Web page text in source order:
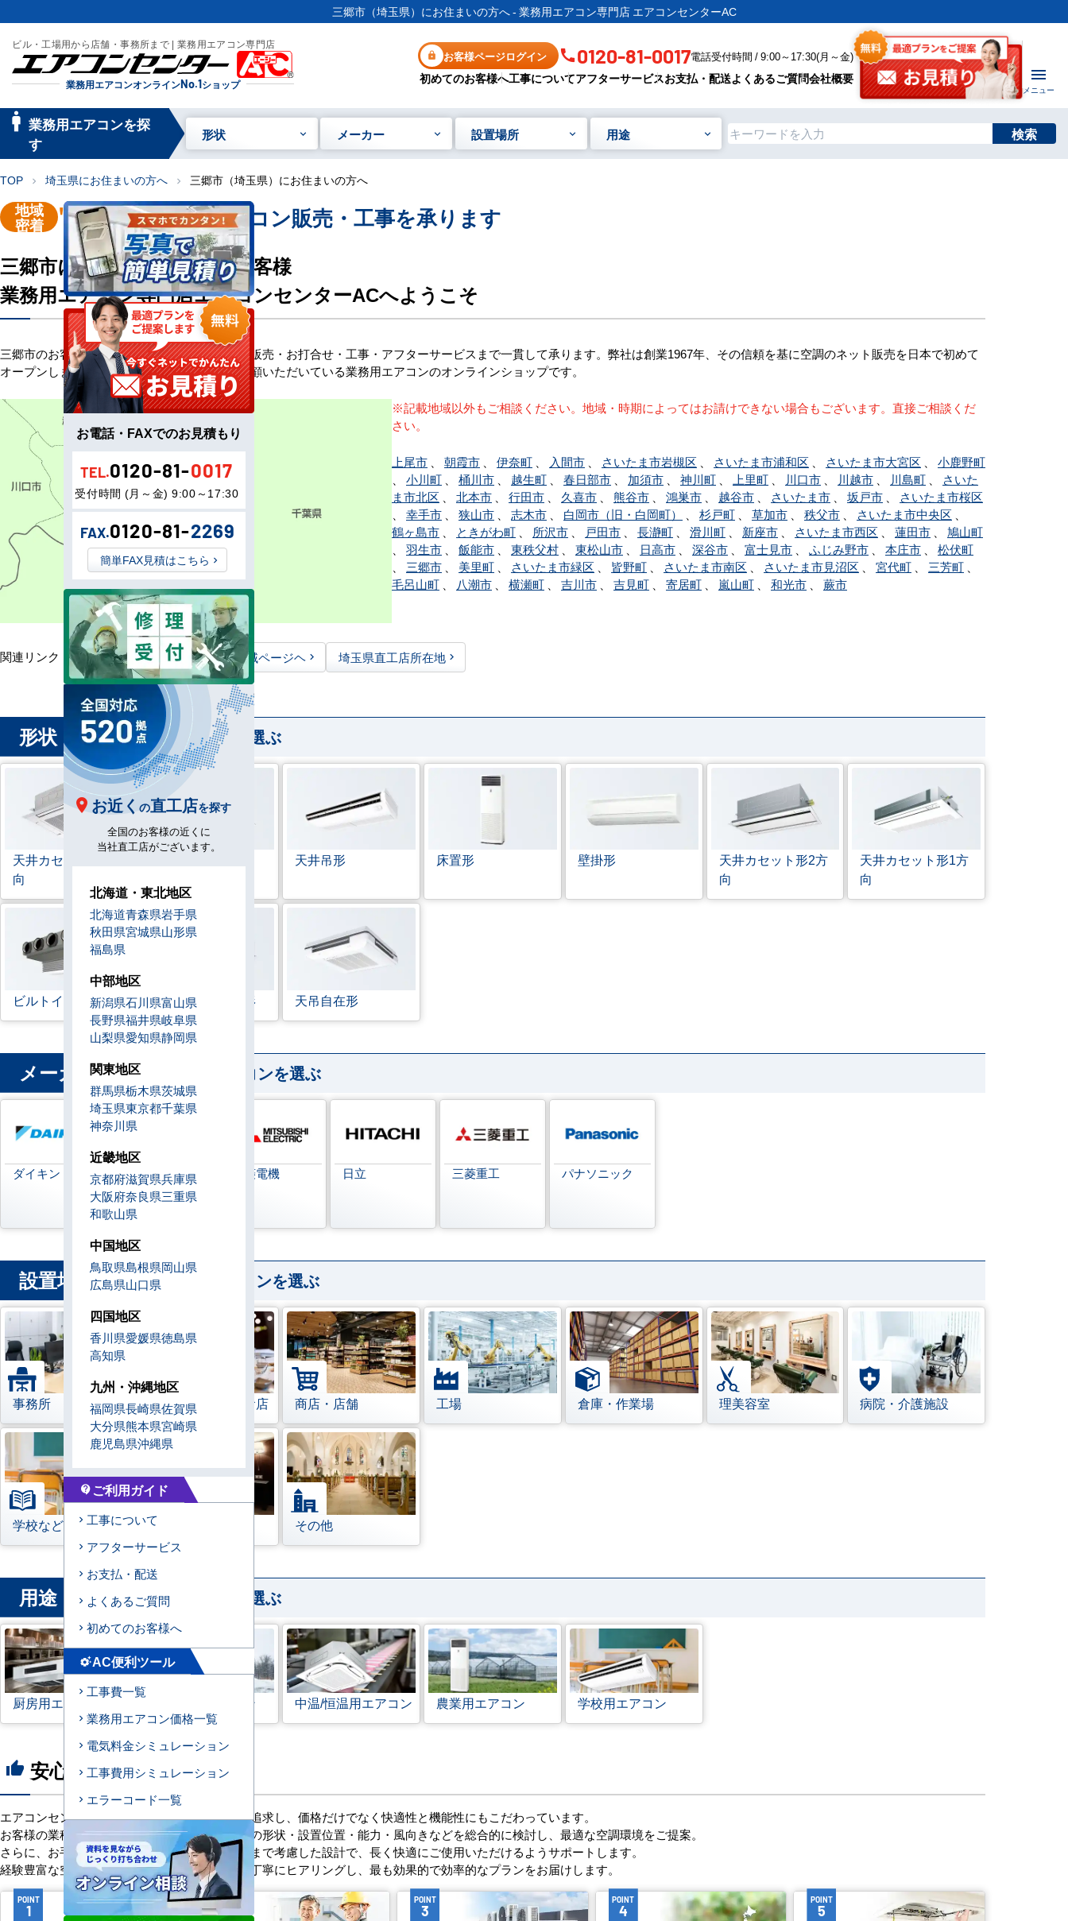
三郷市（埼玉県）にお住まいの方へ - 業務用エアコン専門店 エアコンセンターAC
ビル・工場用から店舗・事務所まで | 業務用エアコン専門店
業務用エアコンオンラインNo.1ショップ
お客様ページログイン 0120-81-0017電話受付時間 / 9:00～17:30(月～金)
初めてのお客様へ工事についてアフターサービスお支払・配送よくあるご質問会社概要
メニュー
manage_searc
業務用エアコンを探
す
形状 メーカー 設置場所 用途 検索
TOP chevron_right 埼玉県にお住まいの方へ chevron_right 三郷市（埼玉県）にお住まいの方へ
地域
密着 "三郷市"業務用エアコン販売・工事を承ります
三郷市にお住い・お勤めのお客様
業務用エアコン専門店エアコンセンターACへようこそ
三郷市のお客様へ業務用エアコン・空調機器の販売・お打合せ・工事・アフターサービスまで一貫して承ります。弊社は創業1967年、その信頼を基に空調のネット販売を日本で初めて
オープンしました。以来、皆様にご信頼・ご愛顧いただいている業務用エアコンのオンラインショップです。
※記載地域以外もご相談ください。地域・時期によってはお請けできない場合もございます。直接ご相談くだ
さい。
上尾市 朝霞市 伊奈町 入間市 さいたま市岩槻区 さいたま市浦和区 さいたま市大宮区
小鹿野町
小川町 桶川市 越生町 春日部市 加須市 神川町 上里町 川口市 川越市 川島町
さいた
ま市北区
北本市 行田市 久喜市 熊谷市 鴻巣市 越谷市 さいたま市 坂戸市
さいたま市桜区
幸手市 狭山市 志木市 白岡市（旧・白岡町） 杉戸町 草加市 秩父市 さいたま市中央区
鶴ヶ島市
ときがわ町 所沢市 戸田市 長瀞町 滑川町 新座市 さいたま市西区 蓮田市
鳩山町
羽生市 飯能市 東秩父村 東松山市 日高市 深谷市 富士見市 ふじみ野市 本庄市
松伏町
三郷市 美里町 さいたま市緑区 皆野町 さいたま市南区 さいたま市見沼区 宮代町 三芳町
毛呂山町
八潮市 横瀬町 吉川市 吉見町 寄居町 嵐山町 和光市 蕨市
関連リンク： TOPページヘ 埼玉県全域ページヘ 埼玉県直工店所在地
形状 から業務用エアコンを選ぶ
天井カセット形
向
ラウンドフロー 天井吊形 床置形 壁掛形 天井カセット形2方
向
天井カセット形1方
向
ビルトイン形 天井埋込ダクト形 天吊自在形
メーカー から業務用エアコンを選ぶ
ダイキン
日本キヤリア
(旧:東芝キヤリ
ア)
三菱電機 日立 三菱重工 パナソニック
設置場所 から業務用エアコンを選ぶ
事務所 レストラン・飲食店 商店・店舗 工場 倉庫・作業場 理美容室 病院・介護施設
学校などの教育機関 宿泊施設 その他
用途 から業務用エアコンを選ぶ
厨房用エアコン 寒冷地用エアコン 中温/恒温用エアコン 農業用エアコン 学校用エアコン
thumb_up 安心の8つのポイント
エアコンセンターACは、「格安＋α」の価値を追求し、価格だけでなく快適性と機能性にもこだわっています。
お客様の業種や施設の形態に合わせて、室内機の形状・設置位置・能力・風向きなどを総合的に検討し、最適な空調環境をご提案。
さらに、お手入れのしやすさやメンテナンス性まで考慮した設計で、長く快適にご使用いただけるようサポートします。
経験豊富な空調技術者が現場の状況やご要望を丁寧にヒアリングし、最も効果的で効率的なプランをお届けします。
POINT
1
POINT
2
POINT
3
POINT
4
POINT
5
お電話・FAXでのお見積もり
TEL.0120-81-0017
受付時間 (月～金) 9:00～17:30
FAX.0120-81-2269
簡単FAX見積はこちら
お近く の直工店を探す
全国のお客様の近くに
当社直工店がございます。
北海道・東北地区
北海道青森県岩手県
秋田県宮城県山形県
福島県
中部地区
新潟県石川県富山県
長野県福井県岐阜県
山梨県愛知県静岡県
関東地区
群馬県栃木県茨城県
埼玉県東京都千葉県
神奈川県
近畿地区
京都府滋賀県兵庫県
大阪府奈良県三重県
和歌山県
中国地区
鳥取県島根県岡山県
広島県山口県
四国地区
香川県愛媛県徳島県
高知県
九州・沖縄地区
福岡県長崎県佐賀県
大分県熊本県宮崎県
鹿児島県沖縄県
contact_support ご利用ガイド
工事について
アフターサービス
お支払・配送
よくあるご質問
初めてのお客様へ
settings_suggestAC便利ツール
工事費一覧
業務用エアコン価格一覧
電気料金シミュレーション
工事費用シミュレーション
エラーコード一覧